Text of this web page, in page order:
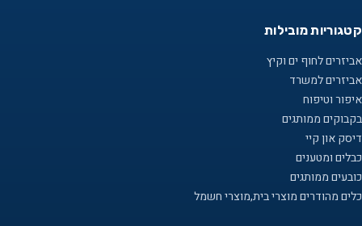
קטגוריות מובילות
אביזרים לחוף ים וקיץ
אביזרים למשרד
איפור וטיפוח
בקבוקים ממותגים
דיסק און קיי
כבלים ומטענים
כובעים ממותגים
כלים מהודרים מוצרי בית,מוצרי חשמל